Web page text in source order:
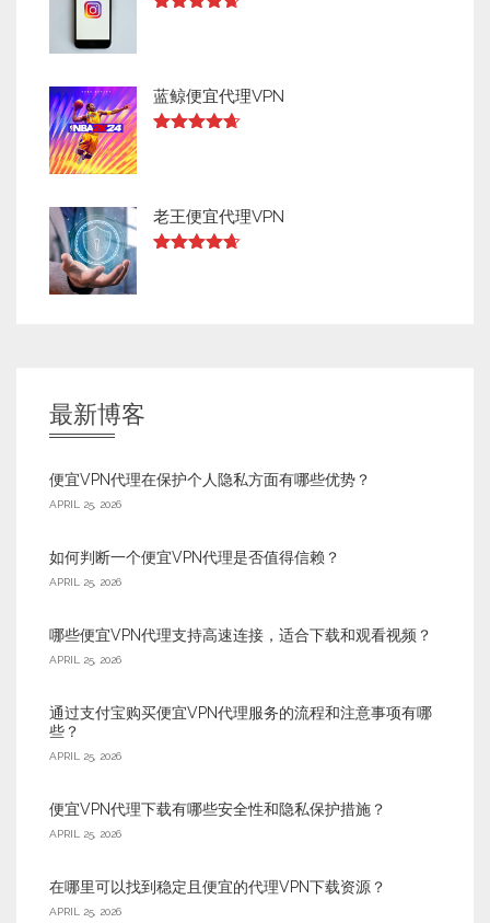
蓝鲸便宜代理VPN
老王便宜代理VPN
最新博客
便宜VPN代理在保护个人隐私方面有哪些优势？
APRIL 25, 2026
如何判断一个便宜VPN代理是否值得信赖？
APRIL 25, 2026
哪些便宜VPN代理支持高速连接，适合下载和观看视频？
APRIL 25, 2026
通过支付宝购买便宜VPN代理服务的流程和注意事项有哪
些？
APRIL 25, 2026
便宜VPN代理下载有哪些安全性和隐私保护措施？
APRIL 25, 2026
在哪里可以找到稳定且便宜的代理VPN下载资源？
APRIL 25, 2026